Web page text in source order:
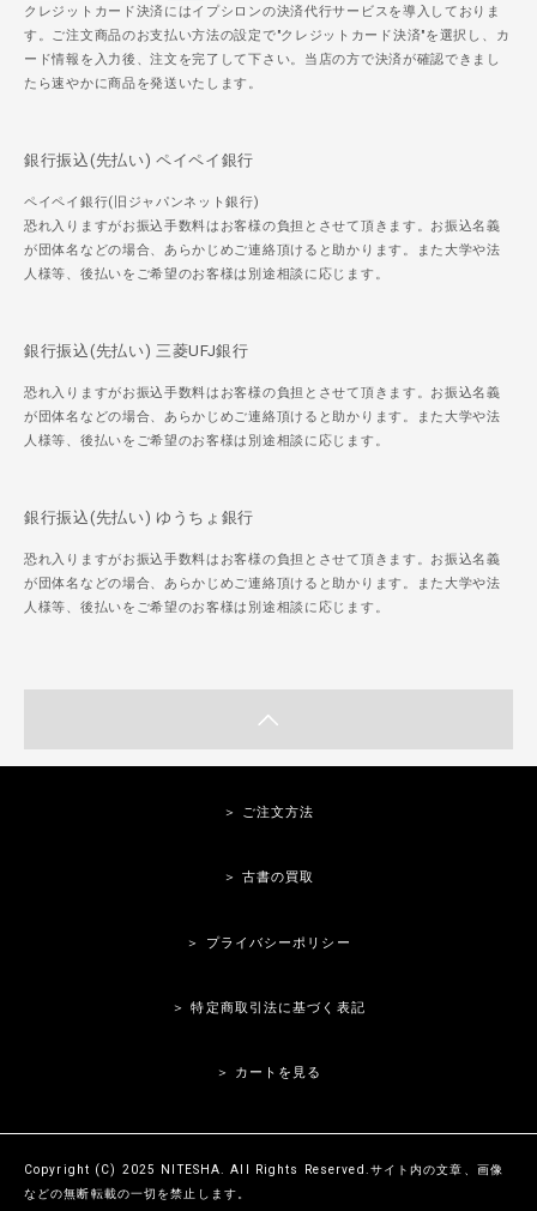
クレジットカード決済にはイプシロンの決済代行サービスを導入しておりま
す。ご注文商品のお支払い方法の設定で"クレジットカード決済"を選択し、カ
ード情報を入力後、注文を完了して下さい。当店の方で決済が確認できまし
たら速やかに商品を発送いたします。
銀行振込(先払い) ペイペイ銀行
ペイペイ銀行(旧ジャパンネット銀行)
恐れ入りますがお振込手数料はお客様の負担とさせて頂きます。お振込名義
が団体名などの場合、あらかじめご連絡頂けると助かります。また大学や法
人様等、後払いをご希望のお客様は別途相談に応じます。
銀行振込(先払い) 三菱UFJ銀行
恐れ入りますがお振込手数料はお客様の負担とさせて頂きます。お振込名義
が団体名などの場合、あらかじめご連絡頂けると助かります。また大学や法
人様等、後払いをご希望のお客様は別途相談に応じます。
銀行振込(先払い) ゆうちょ銀行
恐れ入りますがお振込手数料はお客様の負担とさせて頂きます。お振込名義
が団体名などの場合、あらかじめご連絡頂けると助かります。また大学や法
人様等、後払いをご希望のお客様は別途相談に応じます。
＞ ご注文方法
＞ 古書の買取
＞ プライバシーポリシー
＞ 特定商取引法に基づく表記
＞ カートを見る
Copyright (C) 2025 NITESHA. All Rights Reserved.サイト内の文章、画像
などの無断転載の一切を禁止します。